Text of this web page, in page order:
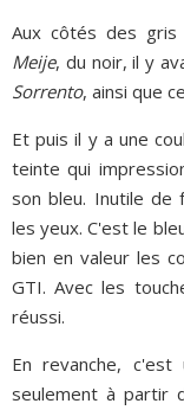
Aux côtés des gris
Meije, du noir, il y
Sorrento, ainsi que
Et puis il y a une
teinte qui
son bleu. Inutile de
les yeux. C'est le
bien en valeur les
GTI. Avec les
réussi.
En revanche,
seulement à partir